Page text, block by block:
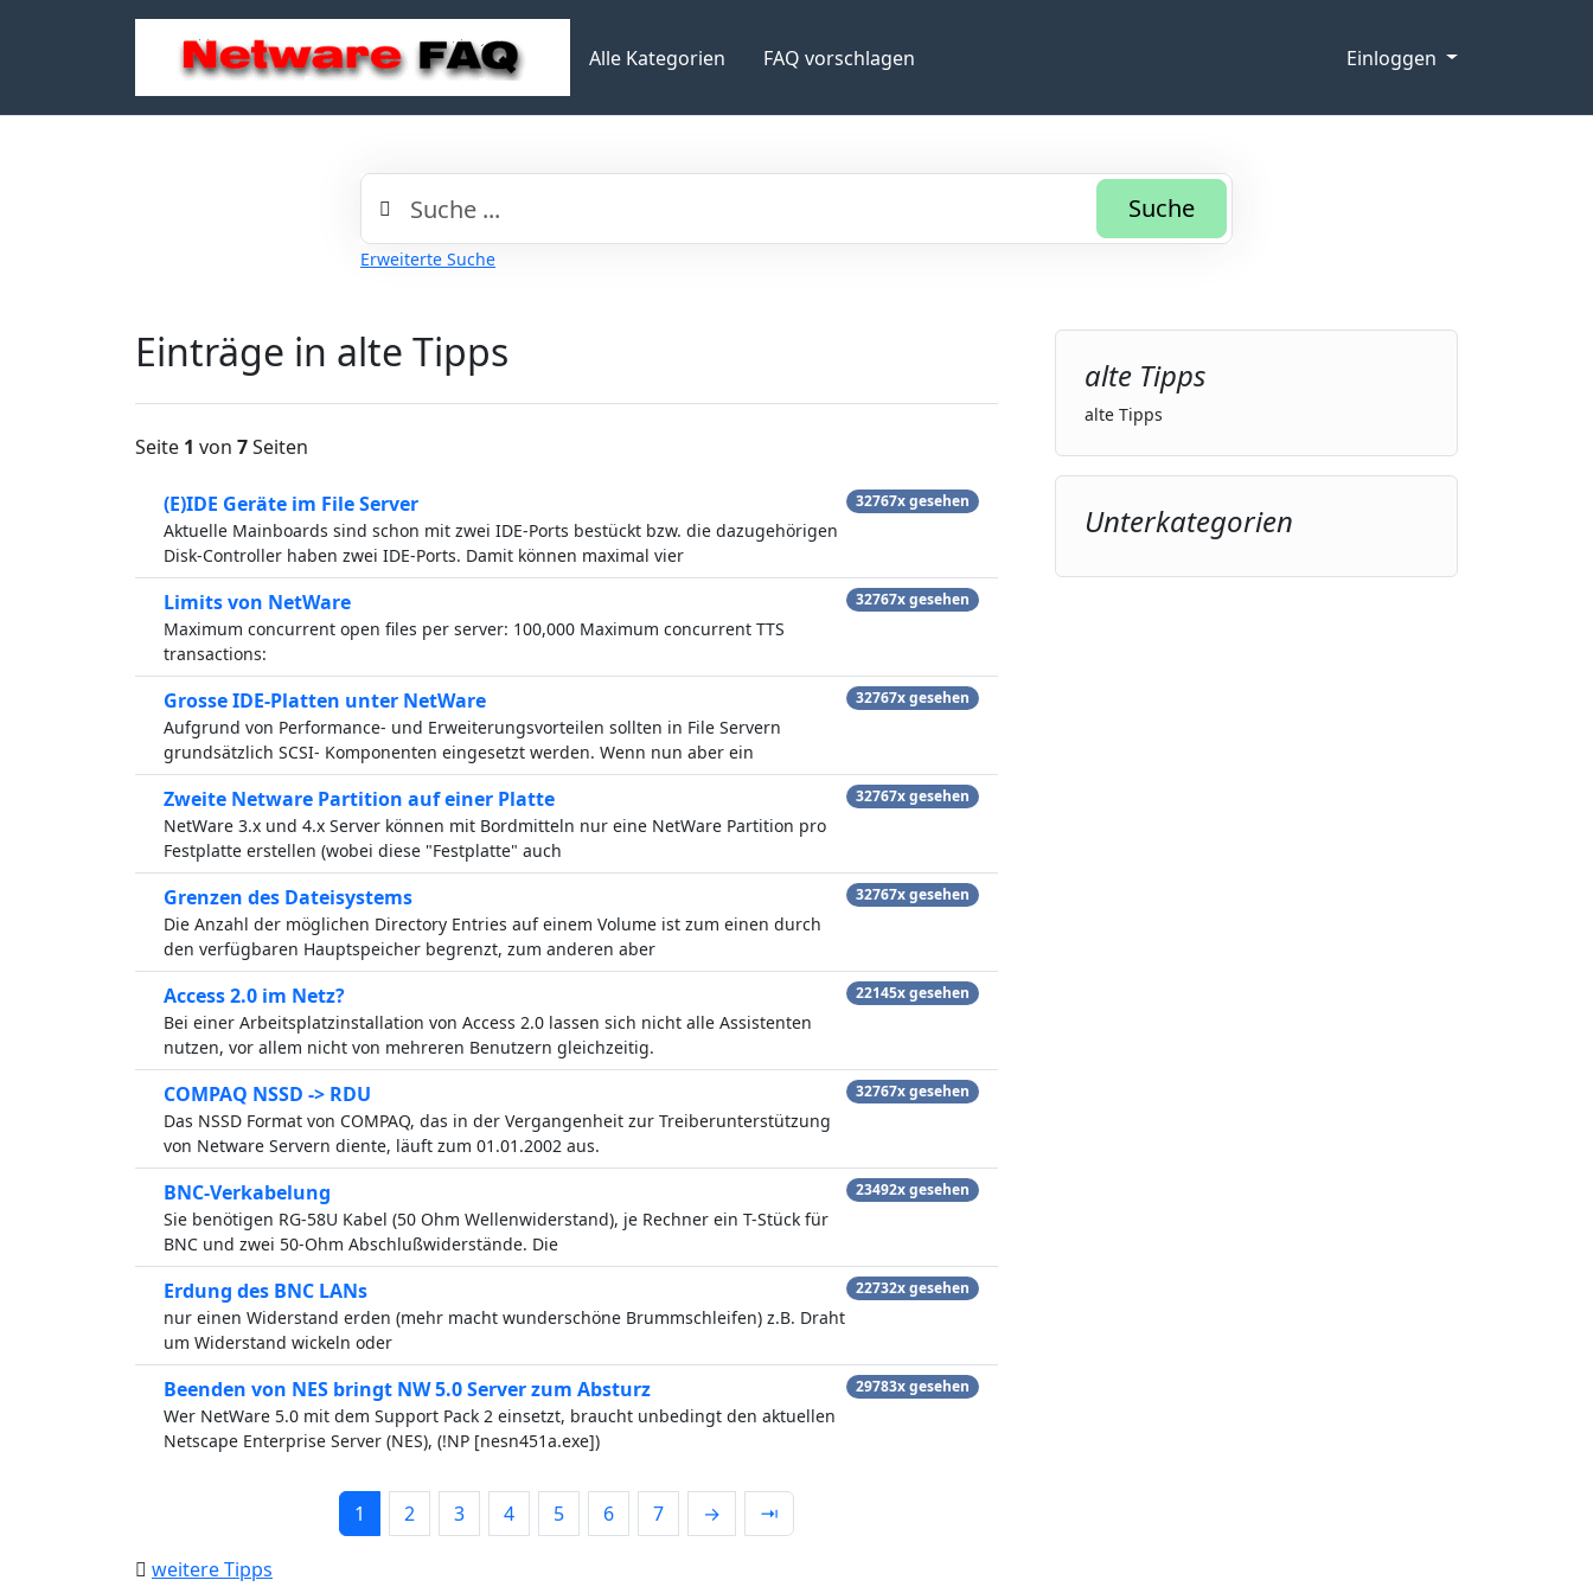
Alle Kategorien FAQ vorschlagen Einloggen
Suche
Erweiterte Suche
Einträge in alte Tipps
Seite 1 von 7Seiten
(E)IDE Geräte im File Server
Aktuelle Mainboards sind schon mit zwei IDE-Ports bestückt bzw. die dazugehörigen
Disk-Controller haben zwei IDE-Ports. Damit können maximal vier
32767x gesehen
Limits von NetWare
Maximum concurrent open files per server: 100,000 Maximum concurrent TTS
transactions:
32767x gesehen
Grosse IDE-Platten unter NetWare
Aufgrund von Performance- und Erweiterungsvorteilen sollten in File Servern
grundsätzlich SCSI- Komponenten eingesetzt werden. Wenn nun aber ein
32767x gesehen
Zweite Netware Partition auf einer Platte
NetWare 3.x und 4.x Server können mit Bordmitteln nur eine NetWare Partition pro
Festplatte erstellen (wobei diese "Festplatte" auch
32767x gesehen
Grenzen des Dateisystems
Die Anzahl der möglichen Directory Entries auf einem Volume ist zum einen durch
den verfügbaren Hauptspeicher begrenzt, zum anderen aber
32767x gesehen
Access 2.0 im Netz?
Bei einer Arbeitsplatzinstallation von Access 2.0 lassen sich nicht alle Assistenten
nutzen, vor allem nicht von mehreren Benutzern gleichzeitig.
22145x gesehen
COMPAQ NSSD -> RDU
Das NSSD Format von COMPAQ, das in der Vergangenheit zur Treiberunterstützung
von Netware Servern diente, läuft zum 01.01.2002 aus.
32767x gesehen
BNC-Verkabelung
Sie benötigen RG-58U Kabel (50 Ohm Wellenwiderstand), je Rechner ein T-Stück für
BNC und zwei 50-Ohm Abschlußwiderstände. Die
23492x gesehen
Erdung des BNC LANs
nur einen Widerstand erden (mehr macht wunderschöne Brummschleifen) z.B. Draht
um Widerstand wickeln oder
22732x gesehen
Beenden von NES bringt NW 5.0 Server zum Absturz
Wer NetWare 5.0 mit dem Support Pack 2 einsetzt, braucht unbedingt den aktuellen
Netscape Enterprise Server (NES), (!NP [nesn451a.exe])
29783x gesehen
1 2 3 4 5 6 7 → ⇥
weitere Tipps
alte Tipps
alte Tipps
Unterkategorien